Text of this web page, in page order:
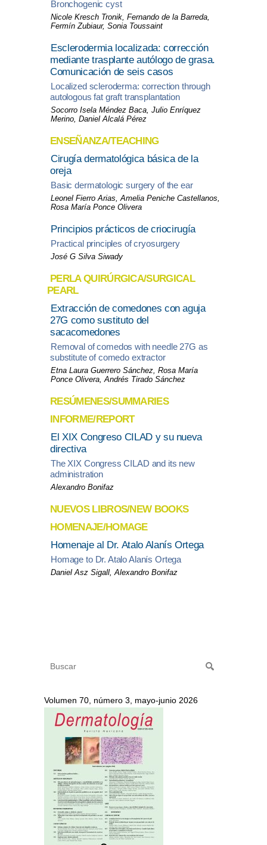
Bronchogenic cyst
Nicole Kresch Tronik, Fernando de la Barreda,
Fermín Zubiaur, Sonia Toussaint
Esclerodermia localizada: corrección
mediante trasplante autólogo de grasa.
Comunicación de seis casos
Localized scleroderma: correction through
autologous fat graft transplantation
Socorro Isela Méndez Baca, Julio Enríquez
Merino, Daniel Alcalá Pérez
ENSEÑANZA/TEACHING
Cirugía dermatológica básica de la
oreja
Basic dermatologic surgery of the ear
Leonel Fierro Arias, Amelia Peniche Castellanos,
Rosa María Ponce Olivera
Principios prácticos de criocirugía
Practical principles of cryosurgery
José G Silva Siwady
PERLA QUIRÚRGICA/SURGICAL
PEARL
Extracción de comedones con aguja
27G como sustituto del
sacacomedones
Removal of comedos with needle 27G as
substitute of comedo extractor
Etna Laura Guerrero Sánchez, Rosa María
Ponce Olivera, Andrés Tirado Sánchez
RESÚMENES/SUMMARIES
INFORME/REPORT
El XIX Congreso CILAD y su nueva
directiva
The XIX Congress CILAD and its new
administration
Alexandro Bonifaz
NUEVOS LIBROS/NEW BOOKS
HOMENAJE/HOMAGE
Homenaje al Dr. Atalo Alanís Ortega
Homage to Dr. Atalo Alanís Ortega
Daniel Asz Sigall, Alexandro Bonifaz
Volumen 70, número 3, mayo-junio 2026